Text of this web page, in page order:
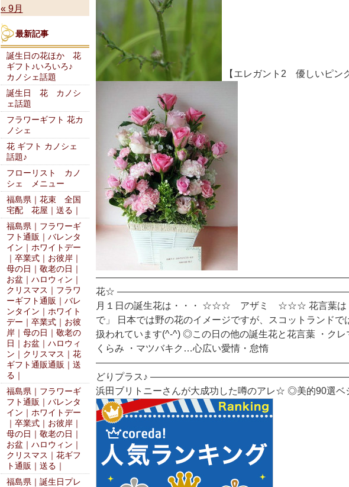
【エレガント2 優しいピン
―――――――――――――――――――――――――――――
花☆
月１日の誕生花は・・・ ☆☆☆ アザミ ☆☆☆ 花言葉は
で」 日本では野の花のイメージですが、スコットランドで
扱われています(^-^) ◎この日の他の誕生花と花言葉 ・ク
くらみ ・マツバキク…心広い愛情・怠惰
―――――――――――――――――――――――――――――
どりプラス♪
浜田ブリトニーさんが大成功した噂のアレ☆ ◎美的90選ベ
« 9月
最新記事
誕生日の花ほか 花
ギフト♪いろいろ♪
カノシェ話題
誕生日 花 カノシ
ェ話題
フラワーギフト 花カ
ノシェ
花 ギフト カノシェ
話題♪
フローリスト カノ
シェ メニュー
福島県｜花束 全国
宅配 花屋｜送る｜
福島県｜フラワーギ
フト通販｜バレンタ
イン｜ホワイトデー
｜卒業式｜お彼岸｜
母の日｜敬老の日｜
お盆｜ハロウィン｜
クリスマス｜フラワ
ーギフト通販｜バレ
ンタイン｜ホワイト
デー｜卒業式｜お彼
岸｜母の日｜敬老の
日｜お盆｜ハロウィ
ン｜クリスマス｜花
ギフト通販通販｜送
る｜
福島県｜フラワーギ
フト通販｜バレンタ
イン｜ホワイトデー
｜卒業式｜お彼岸｜
母の日｜敬老の日｜
お盆｜ハロウィン｜
クリスマス｜花ギフ
ト通販｜送る｜
福島県｜誕生日プレ